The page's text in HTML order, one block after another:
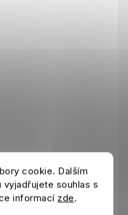
cookie. Dalším
souhlas s
informací zde.